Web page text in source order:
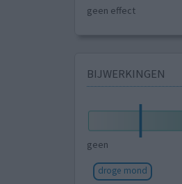
geen effect
BIJWERKINGEN
geen
droge mond